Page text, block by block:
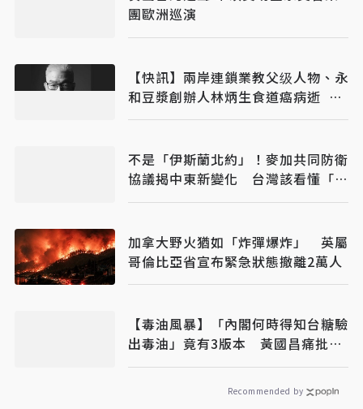
團歐洲巡演
【快訊】兩岸連鎖業教父级人物、永
和豆漿創辦人林炳生食道癌病逝 享
年70歲
不是「伊斯蘭北約」！麥加共同防衛
協議揭中東新變化 台灣該看懂「多
層次安全」
加拿大野火猶如「炸彈爆炸」 英屬
哥倫比亞省宣布緊急狀態撤離2萬人
【毒油風暴】「內閣何時得知台糖驗
出毒油」竟有3版本 黃國昌痛批賴
政府說謊卸責
Recommended by